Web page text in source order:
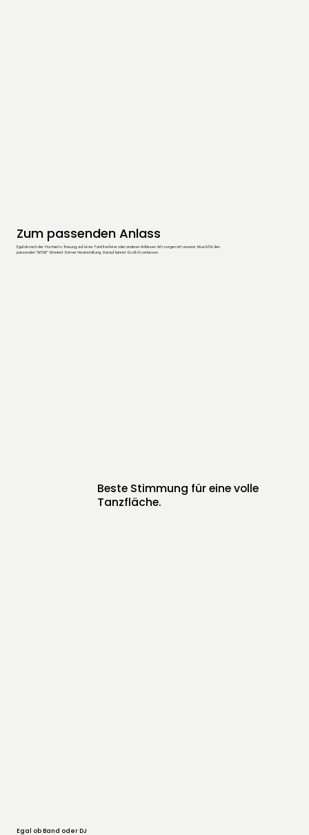
Zum passenden Anlass
Egal ob nach der Hochzeits-Trauung, auf einer Familienfeier oder anderen Anlässen. Wir sorgen mit unserer Musik für den
passenden "WOW" Moment Deiner Veranstaltung. Darauf kannst Du dich verlassen.
Egal ob Band oder DJ
Beste Stimmung für eine volle
Tanzfläche.